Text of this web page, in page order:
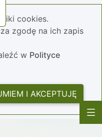
cookies.
zgodę na ich zapis
w Polityce
I AKCEPTUJĘ